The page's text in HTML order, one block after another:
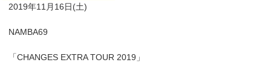
2019年11月16日(土)
NAMBA69
「CHANGES EXTRA TOUR 2019」